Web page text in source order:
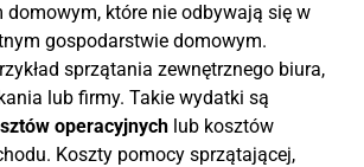
domowym, które nie odbywają się w
gospodarstwie domowym.
sprzątania zewnętrznego biura,
lub firmy. Takie wydatki są
operacyjnych lub kosztów
Koszty pomocy sprzątającej,